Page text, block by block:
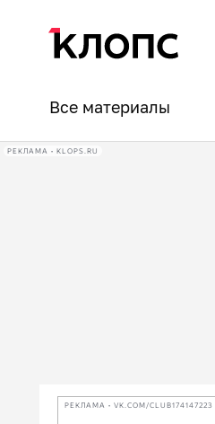
Все материалы
РЕКЛАМА • KLOPS.RU
РЕКЛАМА • VK.COM/CLUB174147223